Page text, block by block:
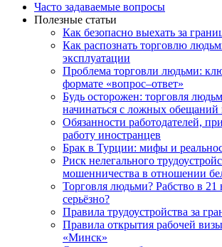
Часто задаваемые вопросы
Полезные статьи
Как безопасно выехать за
Как распознать торговлю
эксплуатации
Проблема торговли людьми:
формате «вопрос–ответ»
Будь осторожен: торговля
начинаться с ложных обещаний
Обязанности работодателей,
работу иностранцев
Брак в Турции: мифы и
Риск нелегального
мошенничества в отношении
Торговля людьми? Рабство в 21
серьёзно?
Правила трудоустройства за
Правила открытия рабочей
«Минск»